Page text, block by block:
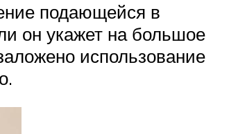
подающейся в
он укажет на большое
использование